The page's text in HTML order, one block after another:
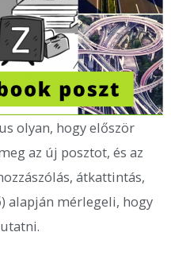
olyan, hogy először
az új posztot, és az
átkattintás,
alapján mérlegeli, hogy